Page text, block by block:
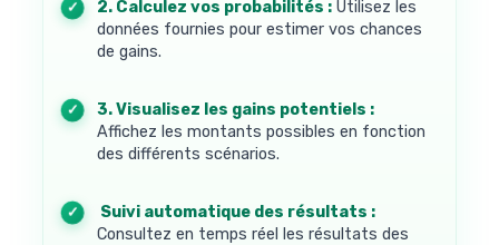
2. Calculez vos probabilités : Utilisez les
données fournies pour estimer vos chances
de gains.
3. Visualisez les gains potentiels :
Affichez les montants possibles en fonction
des différents scénarios.
4. Suivi automatique des résultats :
Consultez en temps réel les résultats des